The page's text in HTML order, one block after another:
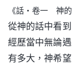
《話・卷一 神
從神的話中看
經歷當中無論
有多大，神希